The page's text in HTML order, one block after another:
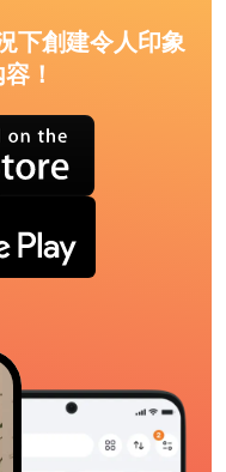
下創建令人印象
！